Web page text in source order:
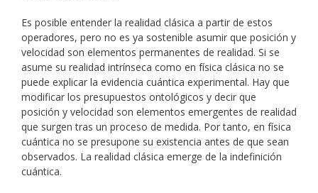
Es posible entender la realidad clásica a partir de estos
operadores, pero no es ya sostenible asumir que posición y
velocidad son elementos permanentes de realidad. Si se
asume su realidad intrínseca como en física clásica no se
puede explicar la evidencia cuántica experimental. Hay que
modificar los presupuestos ontológicos y decir que
posición y velocidad son elementos emergentes de realidad
que surgen tras un proceso de medida. Por tanto, en física
cuántica no se presupone su existencia antes de que sean
observados. La realidad clásica emerge de la indefinición
cuántica.